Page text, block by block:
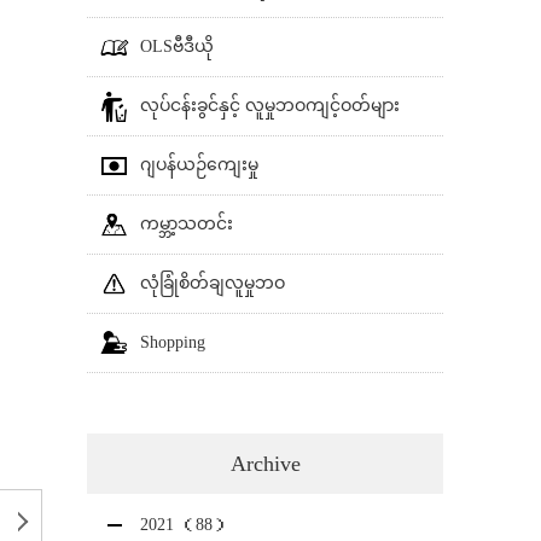
OLSဗီဒီယို
လုပ်ငန်းခွင်နှင့် လူမှုဘဝကျင့်ဝတ်များ
ဂျပန်ယဉ်ကျေးမှု
ကမ္ဘာ့သတင်း
လုံခြုံစိတ်ချလူမှုဘဝ
Shopping
Archive
2021 （88）